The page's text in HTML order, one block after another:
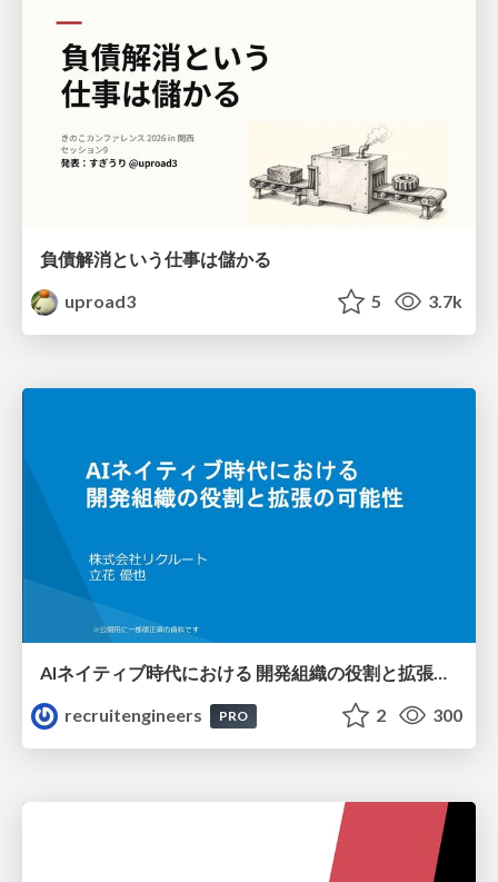
負債解消という仕事は儲かる
uproad3
5 3.7k
AIネイティブ時代における 開発組織の役割と拡張の可能性
recruitengineers
PRO 2 300